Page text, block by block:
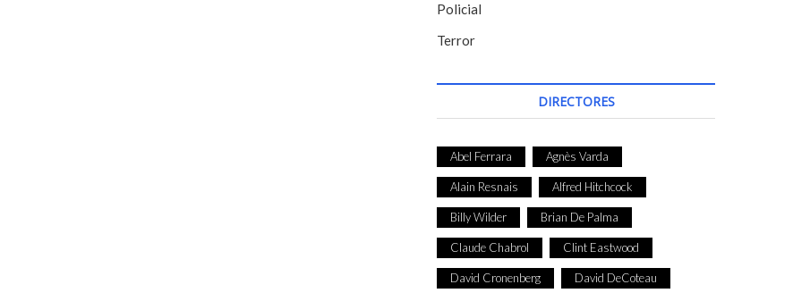
Policial
Terror
DIRECTORES
Abel Ferrara Agnès Varda
Alain Resnais Alfred Hitchcock
Billy Wilder Brian De Palma
Claude Chabrol Clint Eastwood
David Cronenberg David DeCoteau